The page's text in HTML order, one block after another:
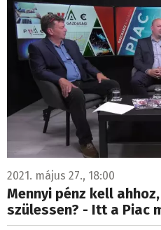
2021. május 27., 18:00
Mennyi pénz kell
szülessen? - Itt a Piac